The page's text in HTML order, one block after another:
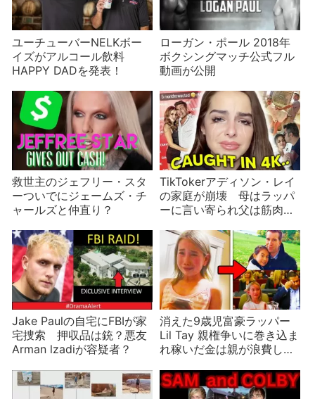
ユーチューバーNELKボー
イズがアルコール飲料
HAPPY DADを発表！
ローガン・ポール 2018年
ボクシングマッチ公式フル
動画が公開
救世主のジェフリー・スタ
ーついでにジェームズ・チ
ャールズと仲直り？
TikTokerアディソン・レイ
の家庭が崩壊 母はラッパ
ーに言い寄られ父は筋肉ム
Jake Paulの自宅にFBIが家
宅捜索 押収品は銃？悪友
Arman lzadiが容疑者？
消えた9歳児富豪ラッパー
Lil Tay 親権争いに巻き込ま
れ稼いだ金は親が浪費して
ない